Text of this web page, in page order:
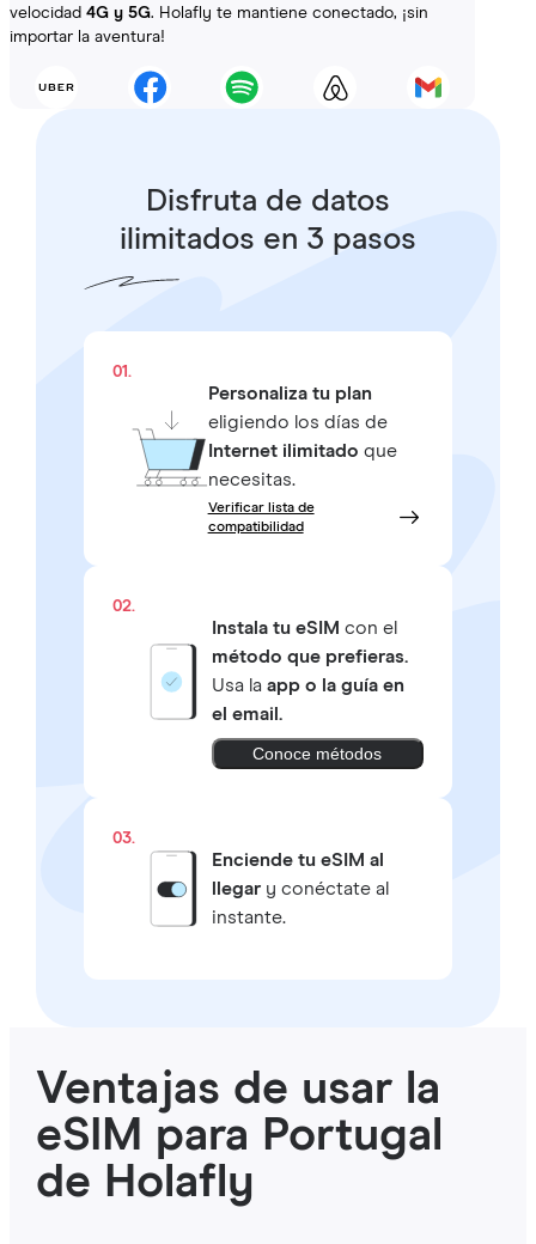
velocidad 4G y 5G. Holafly te mantiene conectado, ¡sin
importar la aventura!
Disfruta de datos
ilimitados en 3 pasos
01.
Personaliza tu plan
eligiendo los días de
Internet ilimitado que
necesitas.
Verificar lista de
compatibilidad
02.
Instala tu eSIM con el
método que prefieras.
Usa la app o la guía en
el email.
Conoce métodos
03.
Enciende tu eSIM al
llegary conéctate al
instante.
Ventajas de usar la
eSIM para Portugal
de Holafly